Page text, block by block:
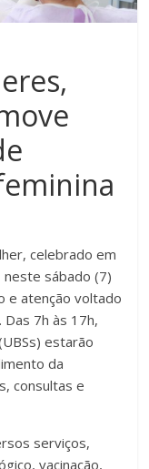
celebrado em
sábado (7)
e atenção voltado
7h às 17h,
estarão
da
consultas e
serviços,
vacinação,